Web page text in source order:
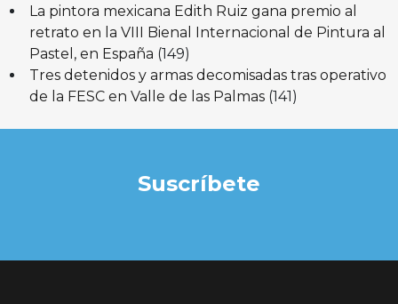
La pintora mexicana Edith Ruiz gana premio al
retrato en la VIII Bienal Internacional de Pintura al
Pastel, en España (149)
Tres detenidos y armas decomisadas tras operativo
de la FESC en Valle de las Palmas (141)
Suscríbete